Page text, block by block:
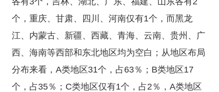
个，重庆、甘肃、四川、河南仅有1个，而黑龙
江、内蒙古、新疆、西藏、青海、云南、贵州、广
西、海南等西部和东北地区均为空白；从地区布局
分布来看，A类地区31个，占63％；B类地区17
个，占35％；C类地区仅有1个，占2％，A类地区